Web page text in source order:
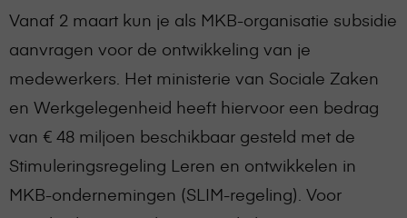
Vanaf 2 maart kun je als MKB-organisatie subsidie
aanvragen voor de ontwikkeling van je
medewerkers. Het ministerie van Sociale Zaken
en Werkgelegenheid heeft hiervoor een bedrag
van € 48 miljoen beschikbaar gesteld met de
Stimuleringsregeling Leren en ontwikkelen in
MKB-ondernemingen (SLIM-regeling). Voor